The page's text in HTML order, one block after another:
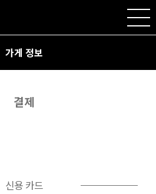
가게 정보
결제
신용 카드